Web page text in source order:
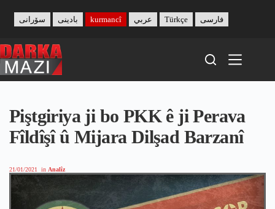
content
بادینی سۆرانی kurmancî عربي Türkçe فارسی
Piştgiriya ji bo PKK ê ji Perava
Fîldîşî û Mijara Dilşad Barzanî
21/01/2021 in Analîz